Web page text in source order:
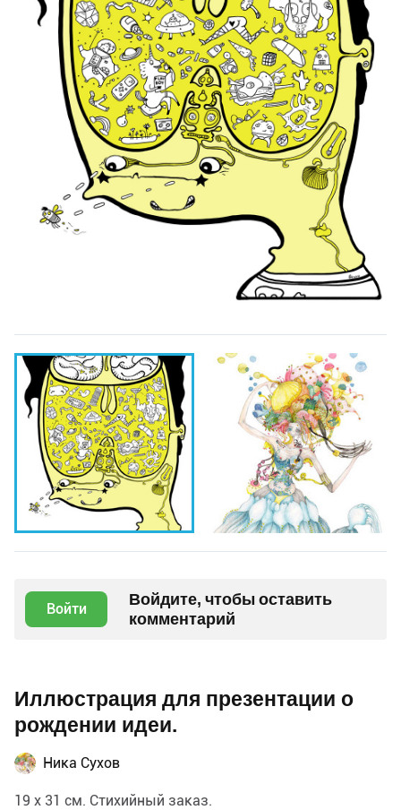
Войти
Войдите, чтобы оставить
комментарий
Иллюстрация для презентации о
рождении идеи.
Ника Сухов
19 х 31 см. Стихийный заказ.